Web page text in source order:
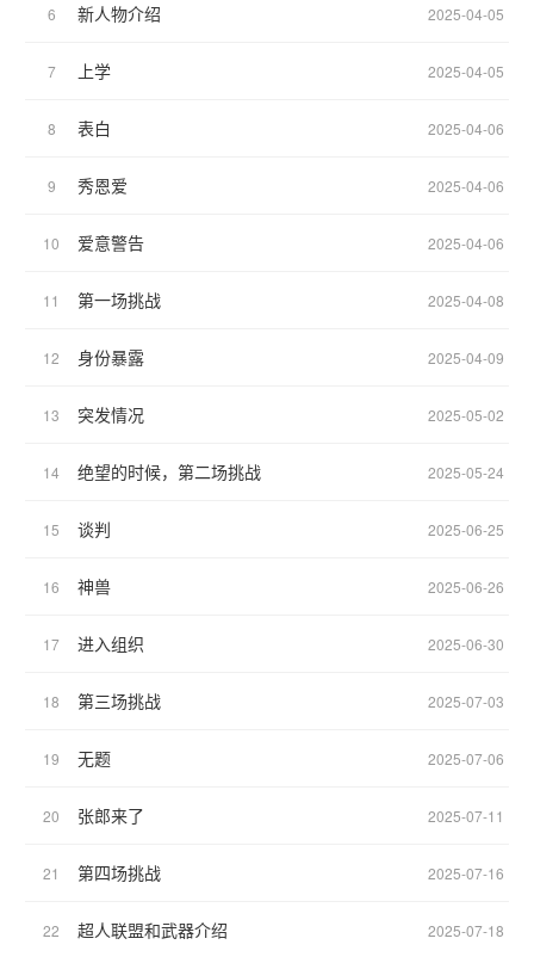
6 新人物介绍 2025-04-05
7 上学 2025-04-05
8 表白 2025-04-06
9 秀恩爱 2025-04-06
10 爱意警告 2025-04-06
11 第一场挑战 2025-04-08
12 身份暴露 2025-04-09
13 突发情况 2025-05-02
14 绝望的时候，第二场挑战 2025-05-24
15 谈判 2025-06-25
16 神兽 2025-06-26
17 进入组织 2025-06-30
18 第三场挑战 2025-07-03
19 无题 2025-07-06
20 张郎来了 2025-07-11
21 第四场挑战 2025-07-16
22 超人联盟和武器介绍 2025-07-18